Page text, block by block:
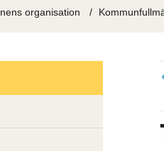
organisation